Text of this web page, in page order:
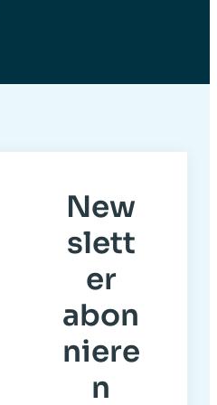
New
slett
er
abon
niere
n